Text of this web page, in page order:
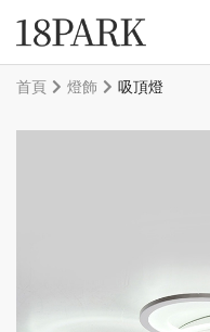
首頁 燈飾 吸頂燈